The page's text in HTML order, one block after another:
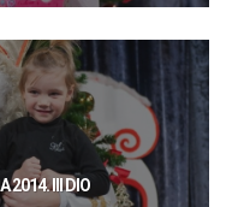
2014. III DIO